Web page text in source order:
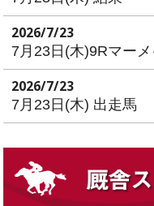
2026/7/23
7月23日(木)9Rマー
2026/7/23
7月23日(木) 出走馬